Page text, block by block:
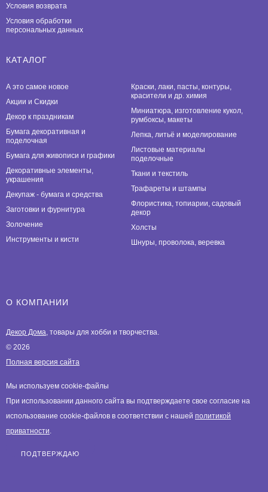
Условия возврата
Условия обработки
персональных данных
КАТАЛОГ
А это самое новое
Акции и Скидки
Декор к праздникам
Бумага декоративная и
поделочная
Бумага для живописи и графики
Декоративные элементы,
украшения
Декупаж - бумага и средства
Заготовки и фурнитура
Золочение
Инструменты и кисти
Краски, лаки, пасты, контуры,
красители и др. химия
Миниатюра, изготовление кукол,
румбоксы, макеты
Лепка, литьё и моделирование
Листовые материалы
поделочные
Ткани и текстиль
Трафареты и штампы
Флористика, топиарии, садовый
декор
Холсты
Шнуры, проволока, веревка
О КОМПАНИИ
Декор Дома, товары для хобби и творчества.
© 2026
Полная версия сайта
Мы используем cookie-файлы
При использовании данного сайта вы подтверждаете свое согласие на
использование cookie-файлов в соответствии с нашей политикой
приватности.
ПОДТВЕРЖДАЮ